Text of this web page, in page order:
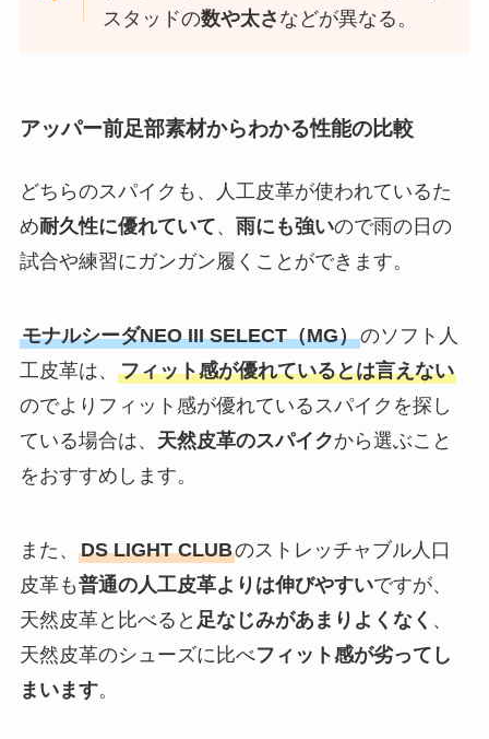
スタッドの数や太さ などが異なる。
アッパー前足部素材からわかる性能の比較
どちらのスパイクも、人工皮革が使われているた
め耐久性に優れていて、 雨にも強いので雨の日の
試合や練習にガンガン履くことができます。
モナルシーダNEO III SELECT（MG）のソフト人
工皮革は、 フィット感が優れているとは言えない
のでよりフィット感が優れているスパイクを探し
ている場合は、 天然皮革のスパイクから選ぶこと
をおすすめします。
また、 DS LIGHT CLUBのストレッチャブル人口
皮革も普通の人工皮革よりは伸びやすいですが、
天然皮革と比べると 足なじみがあまりよくなく 、
天然皮革のシューズに比べフィット感が劣ってし
まいます。